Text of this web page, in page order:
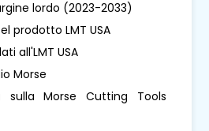
lordo (2023-2033)
prodotto LMT USA
all'LMT USA
Morse
sulla Morse Cutting Tools